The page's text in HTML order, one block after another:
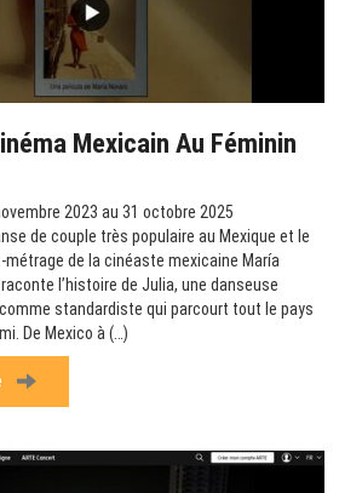
Mexicain Au Féminin
2023 au 31 octobre 2025
de couple très populaire au Mexique et le
de la cinéaste mexicaine María
l’histoire de Julia, une danseuse
standardiste qui parcourt tout le pays
De Mexico à (…)